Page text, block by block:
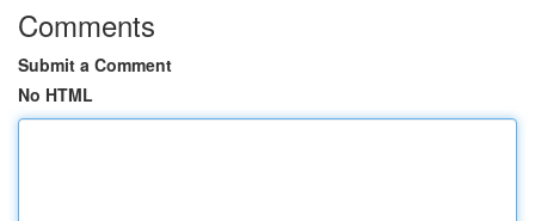
Comments
Submit a Comment
No HTML